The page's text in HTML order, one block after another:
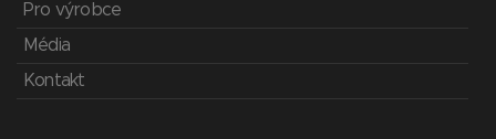
Pro výrobce
Média
Kontakt